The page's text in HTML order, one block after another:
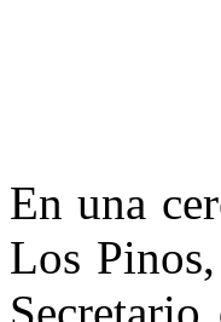
En una
Los